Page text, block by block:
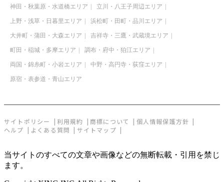
神田・秋葉原・水道橋エリア 立川・八王子周辺エリア
上野・浅草・日暮里エリア 浜松町・田町・品川エリア
大井町・蒲田・大森エリア 吉祥寺・三鷹・武蔵境エリア
町田・稲城・多摩エリア 調布・府中・狛江エリア
両国・錦糸町・小岩エリア 中野・高円寺・荻窪エリア
原宿・表参道・青山エリア
サイトポリシー 利用規約 商標について
個人情報保護方針
ヘルプ
よくある質問 サイトマップ
当サイトのすべての文章や画像などの無断転載・引用を禁じ
ます。